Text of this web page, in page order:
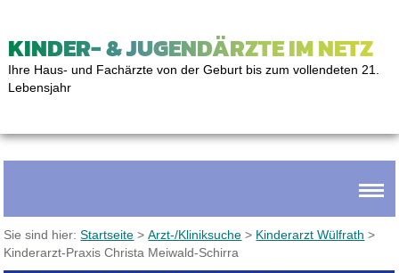
KINDER- & JUGENDÄRZTE IM NETZ
Ihre Haus- und Fachärzte von der Geburt bis zum vollendeten 21.
Lebensjahr
Sie sind hier:Startseite >Arzt-/Kliniksuche > Kinderarzt Wülfrath >
Kinderarzt-Praxis Christa Meiwald-Schirra